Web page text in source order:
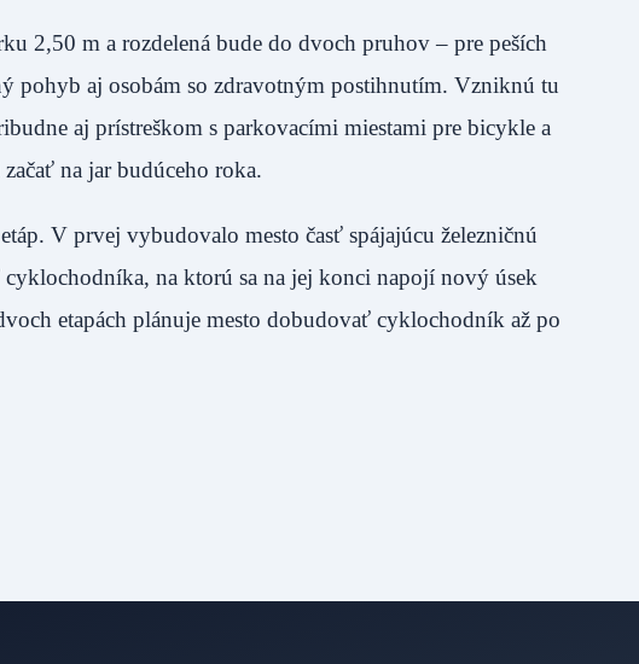
2,50 m a rozdelená bude do dvoch pruhov – pre peších
pohyb aj osobám so zdravotným postihnutím. Vzniknú tu
aj prístreškom s parkovacími miestami pre bicykle a
na jar budúceho roka.
V prvej vybudovalo mesto časť spájajúcu železničnú
na ktorú sa na jej konci napojí nový úsek
etapách plánuje mesto dobudovať cyklochodník až po